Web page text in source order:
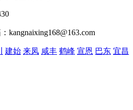
kangnaixing168@163.com
建始 来凤 咸丰 鹤峰 宣恩 巴东 宜昌